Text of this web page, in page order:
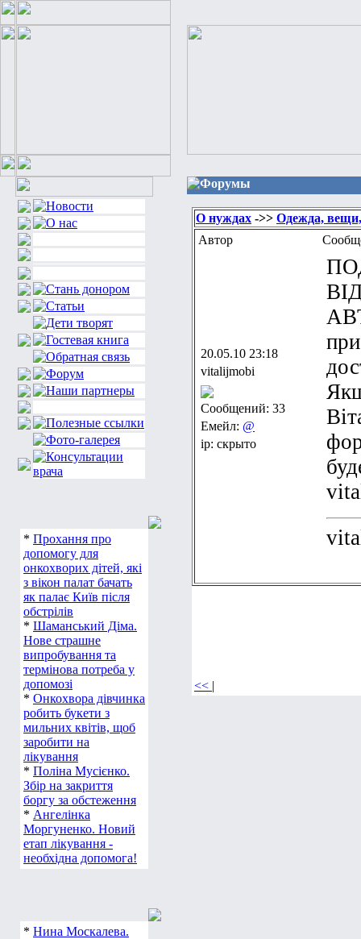
*Прохання про
допомогу для
онкохворих дітей, які
з вікон палат бачать
як палає Київ після
обстрілів
*Шаманський Діма.
Нове страшне
випробування та
термінова потреба у
допомозі
*Онкохвора дівчинка
робить букети з
мильних квітів, щоб
заробити на
лікування
*Поліна Мусієнко.
Збір на закриття
боргу за обстеження
*Ангелінка
Моргуненко. Новий
етап лікування -
Форумы
О нуждах ->> Одежда, вещи,
Автор
20.05.10 23:18
vitalijmobi
Сообщений: 33
Емейл: @
ip: скрыто
<< |